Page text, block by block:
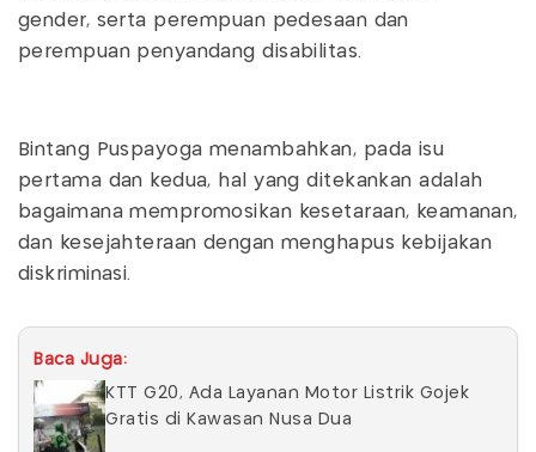
gender, serta perempuan pedesaan dan
perempuan penyandang disabilitas.
Bintang Puspayoga menambahkan, pada isu
pertama dan kedua, hal yang ditekankan adalah
bagaimana mempromosikan kesetaraan, keamanan,
dan kesejahteraan dengan menghapus kebijakan
diskriminasi.
Baca Juga:
KTT G20, Ada Layanan Motor Listrik Gojek
Gratis di Kawasan Nusa Dua